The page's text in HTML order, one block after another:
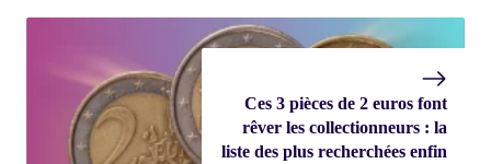
Ces 3 pièces de 2 euros font
rêver les collectionneurs : la
liste des plus recherchées enfin